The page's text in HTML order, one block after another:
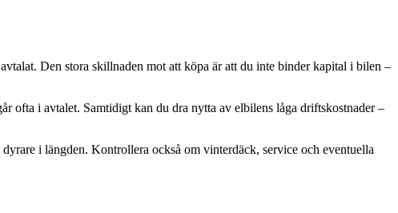
Den stora skillnaden mot att köpa är att du inte binder kapital i bilen –
ofta i avtalet. Samtidigt kan du dra nytta av elbilens låga driftskostnader –
i längden. Kontrollera också om vinterdäck, service och eventuella